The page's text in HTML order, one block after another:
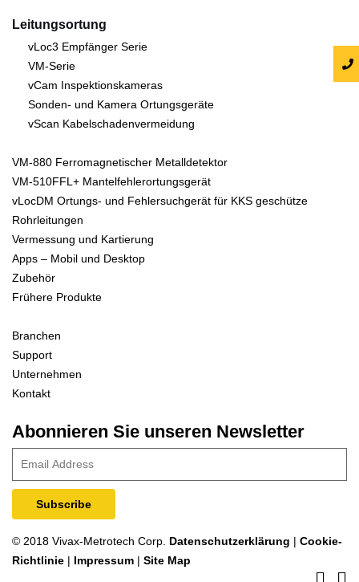
Leitungsortung
vLoc3 Empfänger Serie
VM-Serie
vCam Inspektionskameras
Sonden- und Kamera Ortungsgeräte
vScan Kabelschadenvermeidung
VM-880 Ferromagnetischer Metalldetektor
VM-510FFL+ Mantelfehlerortungsgerät
vLocDM Ortungs- und Fehlersuchgerät für KKS geschütze
Rohrleitungen
Vermessung und Kartierung
Apps – Mobil und Desktop
Zubehör
Frühere Produkte
Branchen
Support
Unternehmen
Kontakt
Abonnieren Sie unseren Newsletter
© 2018 Vivax-Metrotech Corp. Datenschutzerklärung | Cookie-
Richtlinie | Impressum | Site Map